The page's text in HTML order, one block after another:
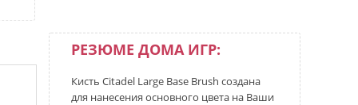
РЕЗЮМЕ ДОМА ИГР:
Кисть Citadel Large Base Brush создана
для нанесения основного цвета на Ваши